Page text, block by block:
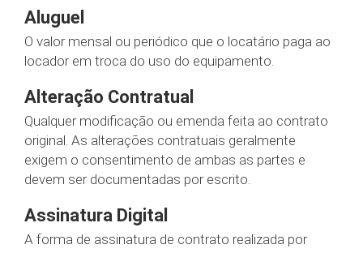
Aluguel
O valor mensal ou periódico que o locatário paga ao
locador em troca do uso do equipamento.
Alteração Contratual
Qualquer modificação ou emenda feita ao contrato
original. As alterações contratuais geralmente
exigem o consentimento de ambas as partes e
devem ser documentadas por escrito.
Assinatura Digital
A forma de assinatura de contrato realizada por